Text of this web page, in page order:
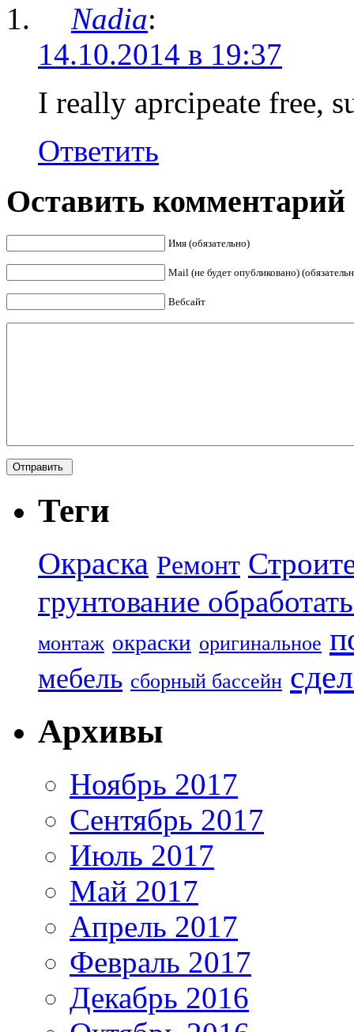
Nadia:
14.10.2014 в 19:37
I really aprcipeate free,
Ответить
Оставить комментарий
Имя (обязательно)
Mail (не будет опубликовано)
Вебсайт
Теги
Окраска Ремонт
грунтование
монтаж окраски оригинальное
мебель сборный бассейн
Архивы
Ноябрь 2017
Сентябрь 2017
Июль 2017
Май 2017
Апрель 2017
Февраль 2017
Декабрь 2016